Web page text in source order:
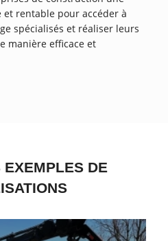
rentable pour accéder à
spécialisés et réaliser leurs
manière efficace et
EXEMPLES DE